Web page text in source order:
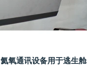
氦氧通讯设备用于逃生舱